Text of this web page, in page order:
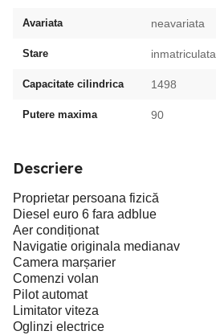
Avariata neavariata
Stare inmatriculata
Capacitate cilindrica 1498
Putere maxima 90
Descriere
Proprietar persoana fizică
Diesel euro 6 fara adblue
Aer condiționat
Navigatie originala medianav
Camera marșarier
Comenzi volan
Pilot automat
Limitator viteza
Oglinzi electrice